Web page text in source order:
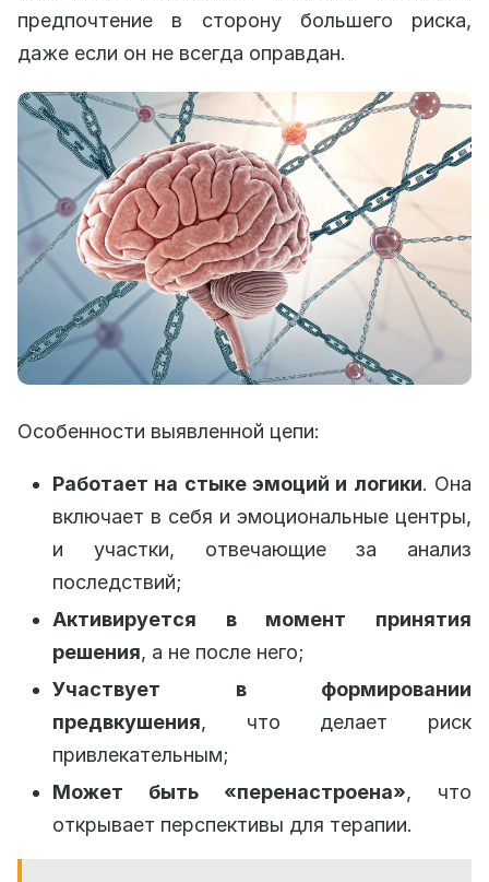
предпочтение в сторону большего риска,
даже если он не всегда оправдан.
Особенности выявленной цепи:
Работает на стыке эмоций и логики. Она
включает в себя и эмоциональные центры,
и участки, отвечающие за анализ
последствий;
Активируется в момент принятия
решения, а не после него;
Участвует в формировании
предвкушения, что делает риск
привлекательным;
Может быть «перенастроена», что
открывает перспективы для терапии.